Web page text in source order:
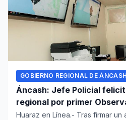
GOBIERNO REGIONAL DE ÁNCASH
Áncash: Jefe Policial
regional por primer
Ciudadana del Perú
Huaraz en Línea.- Tras firmar